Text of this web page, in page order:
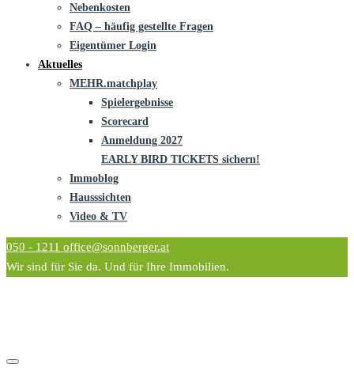
Nebenkosten
FAQ – häufig gestellte Fragen
Eigentümer Login
Aktuelles
MEHR.matchplay
Spielergebnisse
Scorecard
Anmeldung 2027
EARLY BIRD TICKETS sichern!
Immoblog
Hausssichten
Video & TV
050 - 1211 office@sonnberger.at
Wir sind für Sie da. Und für Ihre Immobilien.